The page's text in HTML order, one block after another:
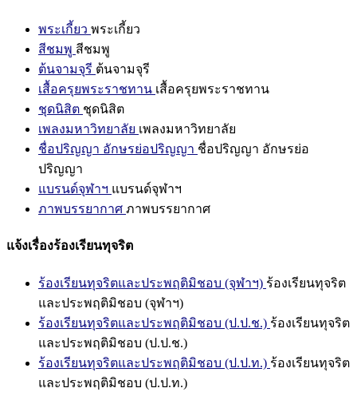
พระเกี้ยว พระเกี้ยว
สีชมพู สีชมพู
ต้นจามจุรี ต้นจามจุรี
เสื้อครุยพระราชทาน เสื้อครุยพระราชทาน
ชุดนิสิต ชุดนิสิต
เพลงมหาวิทยาลัย เพลงมหาวิทยาลัย
ชื่อปริญญา อักษรย่อปริญญา ชื่อปริญญา อักษรย่อ
ปริญญา
แบรนด์จุฬาฯ แบรนด์จุฬาฯ
ภาพบรรยากาศ ภาพบรรยากาศ
แจ้งเรื่องร้องเรียนทุจริต
ร้องเรียนทุจริตและประพฤติมิชอบ (จุฬาฯ) ร้องเรียนทุจริต
และประพฤติมิชอบ (จุฬาฯ)
ร้องเรียนทุจริตและประพฤติมิชอบ (ป.ป.ช.) ร้องเรียนทุจริต
และประพฤติมิชอบ (ป.ป.ช.)
ร้องเรียนทุจริตและประพฤติมิชอบ (ป.ป.ท.) ร้องเรียนทุจริต
และประพฤติมิชอบ (ป.ป.ท.)